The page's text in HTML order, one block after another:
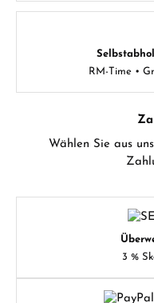
RM-Time •
Wählen Sie aus
3 %